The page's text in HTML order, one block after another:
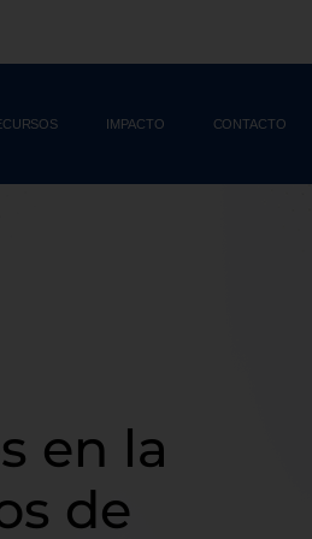
IMPACTO CONTACTO
en la
de